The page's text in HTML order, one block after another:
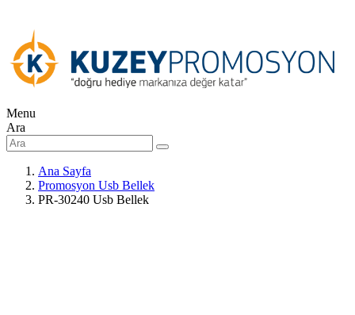
Menu
Ara
Ana Sayfa
Promosyon Usb Bellek
PR-30240 Usb Bellek